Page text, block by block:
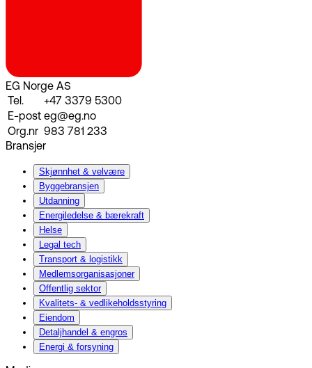
EG Norge AS
Tel.
+47 3379 5300
E-post eg@eg.no
Org.nr 983 781 233
Bransjer
Skjønnhet & velvære
Byggebransjen
Utdanning
Energiledelse & bærekraft
Helse
Legal tech
Transport & logistikk
Medlemsorganisasjoner
Offentlig sektor
Kvalitets- & vedlikeholdsstyring
Eiendom
Detaljhandel & engros
Energi & forsyning